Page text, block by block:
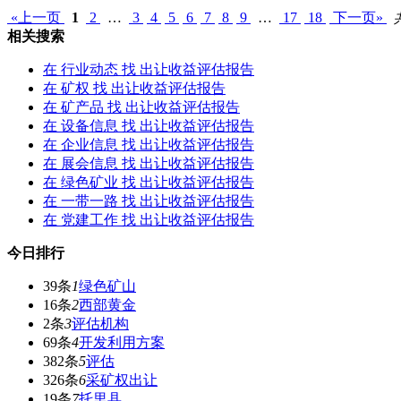
«上一页 1 2 … 3 4 5 6 7 8 9 … 17 18 下一页»
相关搜索
在 行业动态 找 出让收益评估报告
在 矿权 找 出让收益评估报告
在 矿产品 找 出让收益评估报告
在 设备信息 找 出让收益评估报告
在 企业信息 找 出让收益评估报告
在 展会信息 找 出让收益评估报告
在 绿色矿业 找 出让收益评估报告
在 一带一路 找 出让收益评估报告
在 党建工作 找 出让收益评估报告
今日排行
39条1绿色矿山
16条2西部黄金
2条3评估机构
69条4开发利用方案
382条5评估
326条6采矿权出让